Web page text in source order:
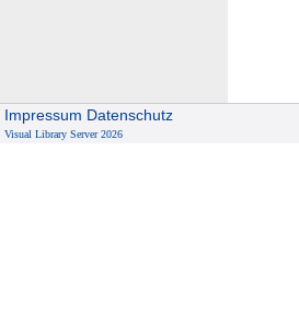
Impressum Datenschutz
Visual Library Server 2026